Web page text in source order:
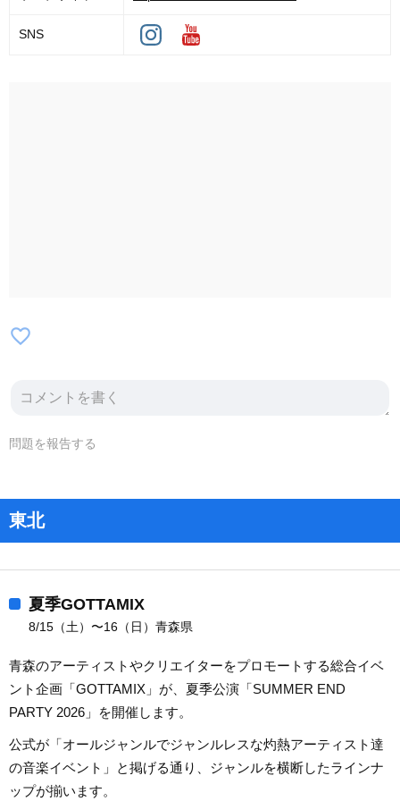
SNS
favorite_border
問題を報告する
東北
夏季GOTTAMIX
8/15（土）〜16（日）青森県
青森のアーティストやクリエイターをプロモートする総合イベ
ント企画「GOTTAMIX」が、夏季公演「SUMMER END
PARTY 2026」を開催します。
公式が「オールジャンルでジャンルレスな灼熱アーティスト達
の音楽イベント」と掲げる通り、ジャンルを横断したラインナ
ップが揃います。